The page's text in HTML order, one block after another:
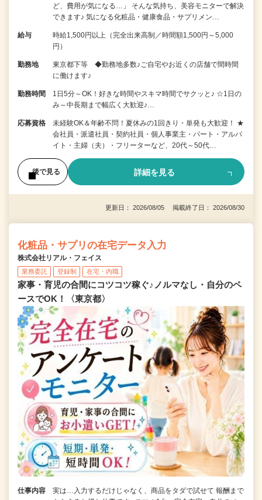
ど、費用が気になる…」 そんな気持ち、美容モニターで解決
できます♪ 気になる化粧品・健康食品・サプリメン…
給与
時給1,500円以上（完全出来高制／時間額1,500円～5,000
円）
勤務地
東京都下等 ◆勤務地多数♪ご自宅やお近くの店舗で間時間
に働けます♪
勤務時間
1日5分～OK！好きな時間やスキマ時間でサクッと♪ ☆1日の
み～中長期まで幅広く大歓迎♪…
応募資格
未経験OK＆年齢不問！夏休みの1回きり・単発も大歓迎！ ★
会社員・派遣社員・契約社員・個人事業主・パート・アルバ
イト・主婦（夫）・フリーターなど、20代～50代…
後で見る 詳細を見る
更新日： 2026/08/05 掲載終了日： 2026/08/30
化粧品・サプリの在宅データ入力
株式会社リアル・フェイス
業務委託 登録制 在宅・内職
家事・育児の合間にコツコツ稼ぐ♪ノルマなし・自分のペ
ースでOK！〈東京都〉
仕事内容
実は…入力するだけじゃなく、商品をタダで試せて 報酬まで